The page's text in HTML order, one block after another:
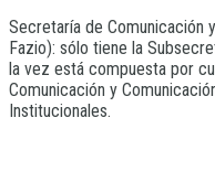
Secretaría de Comunicación
Fazio): sólo tiene la
la vez está compuesta por
Comunicación y
Institucionales.